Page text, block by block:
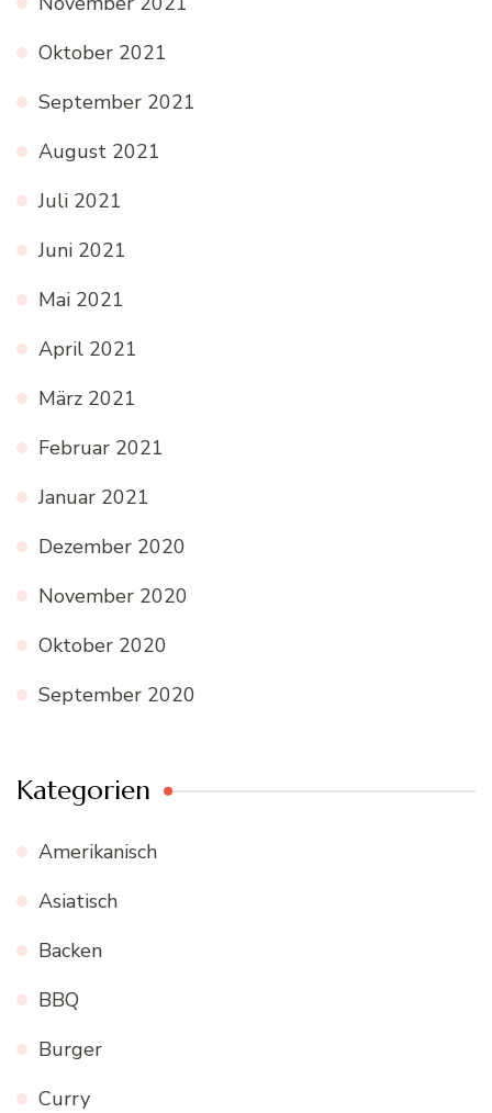
Oktober 2021
September 2021
August 2021
Juli 2021
Juni 2021
Mai 2021
April 2021
März 2021
Februar 2021
Januar 2021
Dezember 2020
November 2020
Oktober 2020
September 2020
Kategorien
Amerikanisch
Asiatisch
Backen
BBQ
Burger
Curry